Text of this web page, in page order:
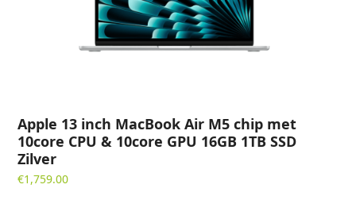
Apple 13 inch MacBook Air M5 chip met
10core CPU & 10core GPU 16GB 1TB SSD
Zilver
€1,759.00